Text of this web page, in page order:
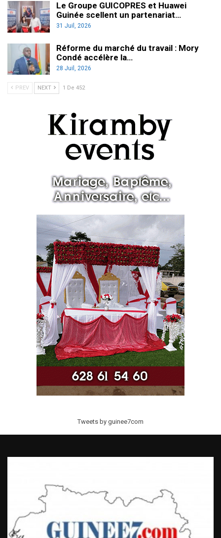
Le Groupe GUICOPRES et Huawei
Guinée scellent un partenariat…
31 Juil, 2026
Réforme du marché du travail : Mory
Condé accélère la…
28 Juil, 2026
PREV NEXT 1 De 452
Tweets by guinee7com